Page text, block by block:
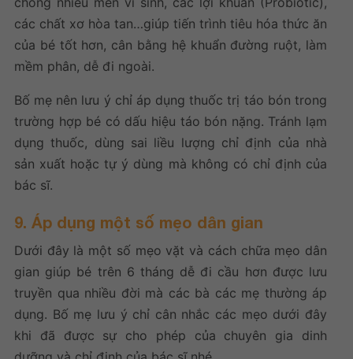
các chất xơ hòa tan…giúp tiến trình tiêu hóa thức ăn
của bé tốt hơn, cân bằng hệ khuẩn đường ruột, làm
mềm phân, dễ đi ngoài.
Bố mẹ nên lưu ý chỉ áp dụng thuốc trị táo bón trong
trường hợp bé có dấu hiệu táo bón nặng. Tránh lạm
dụng thuốc, dùng sai liều lượng chỉ định của nhà
sản xuất hoặc tự ý dùng mà không có chỉ định của
bác sĩ.
9. Áp dụng một số mẹo dân gian
Dưới đây là một số mẹo vặt và cách chữa mẹo dân
gian giúp bé trên 6 tháng dễ đi cầu hơn được lưu
truyền qua nhiều đời mà các bà các mẹ thường áp
dụng. Bố mẹ lưu ý chỉ cân nhắc các mẹo dưới đây
khi đã được sự cho phép của chuyên gia dinh